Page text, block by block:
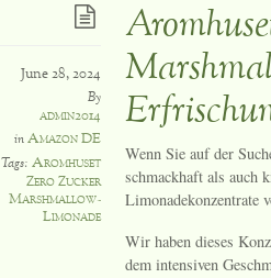
June 28, 2024
By
admin2014
inAmazon DE
Tags: Aromhuset
Zero Zucker
Marshmallow-
Limonade
Wenn Sie auf der
schmackhaft als auch
Limonadekonzentrate
Wir haben dieses
dem intensiven